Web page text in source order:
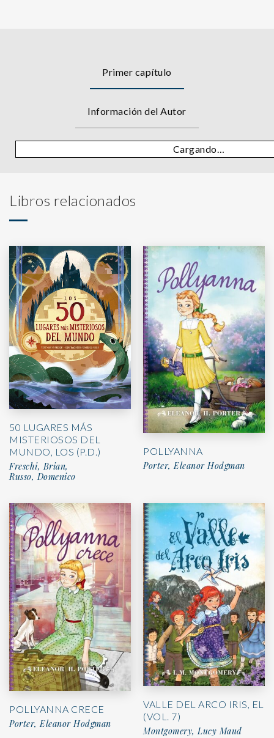
Primer capítulo
Información del Autor
Cargando…
Libros relacionados
50 LUGARES MÁS
MISTERIOSOS DEL
MUNDO, LOS (P.D.)
Freschi, Brian,
Russo, Domenico
POLLYANNA
Porter, Eleanor Hodgman
POLLYANNA CRECE
Porter, Eleanor Hodgman
VALLE DEL ARCO IRIS, EL
(VOL. 7)
Montgomery, Lucy Maud